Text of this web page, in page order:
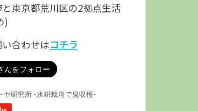
東京都荒川区の2拠点生活
)
合わせはコチラ